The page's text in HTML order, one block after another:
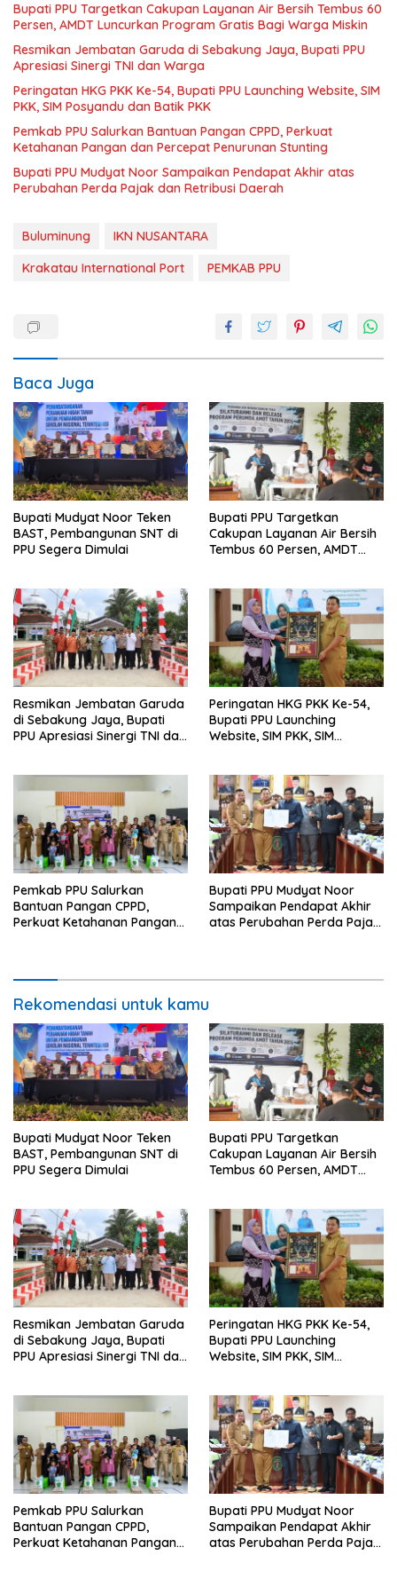
Bupati PPU Targetkan Cakupan Layanan Air Bersih Tembus 60
Persen, AMDT Luncurkan Program Gratis Bagi Warga Miskin
Resmikan Jembatan Garuda di Sebakung Jaya, Bupati PPU
Apresiasi Sinergi TNI dan Warga
Peringatan HKG PKK Ke-54, Bupati PPU Launching Website, SIM
PKK, SIM Posyandu dan Batik PKK
Pemkab PPU Salurkan Bantuan Pangan CPPD, Perkuat
Ketahanan Pangan dan Percepat Penurunan Stunting
Bupati PPU Mudyat Noor Sampaikan Pendapat Akhir atas
Perubahan Perda Pajak dan Retribusi Daerah
Buluminung
IKN NUSANTARA
Krakatau International Port
PEMKAB PPU
Baca Juga
Bupati Mudyat Noor Teken
BAST, Pembangunan SNT di
PPU Segera Dimulai
Bupati PPU Targetkan
Cakupan Layanan Air Bersih
Tembus 60 Persen, AMDT
Resmikan Jembatan Garuda
di Sebakung Jaya, Bupati
PPU Apresiasi Sinergi TNI dan
Peringatan HKG PKK Ke-54,
Bupati PPU Launching
Website, SIM PKK, SIM
Pemkab PPU Salurkan
Bantuan Pangan CPPD,
Perkuat Ketahanan Pangan
Bupati PPU Mudyat Noor
Sampaikan Pendapat Akhir
atas Perubahan Perda Pajak
Rekomendasi untuk kamu
Bupati Mudyat Noor Teken
BAST, Pembangunan SNT di
PPU Segera Dimulai
Bupati PPU Targetkan
Cakupan Layanan Air Bersih
Tembus 60 Persen, AMDT
Resmikan Jembatan Garuda
di Sebakung Jaya, Bupati
PPU Apresiasi Sinergi TNI dan
Peringatan HKG PKK Ke-54,
Bupati PPU Launching
Website, SIM PKK, SIM
Pemkab PPU Salurkan
Bantuan Pangan CPPD,
Perkuat Ketahanan Pangan
Bupati PPU Mudyat Noor
Sampaikan Pendapat Akhir
atas Perubahan Perda Pajak